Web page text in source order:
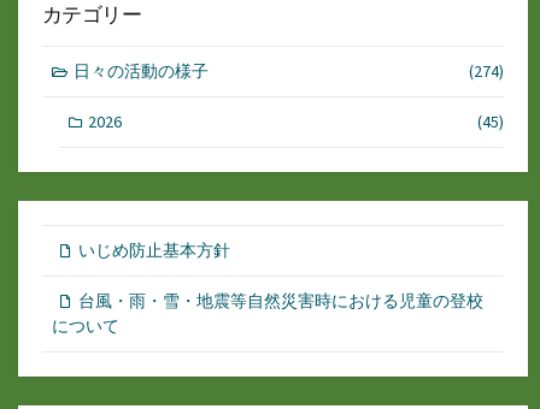
カテゴリー
日々の活動の様子 (274)
2026 (45)
いじめ防止基本方針
台風・雨・雪・地震等自然災害時における児童の登校
について